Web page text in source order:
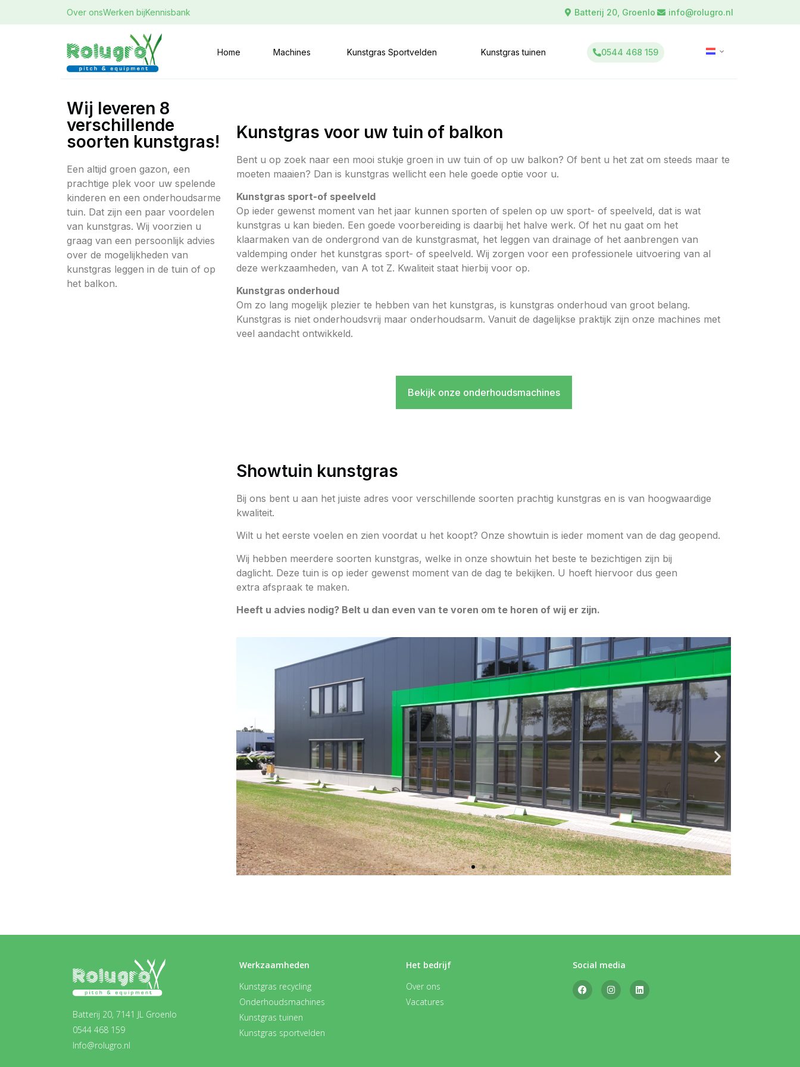
Over onsWerken bijKennisbank Batterij 20, Groenlo info@rolugro.nl
Home Machines Kunstgras Sportvelden Kunstgras tuinen 0544 468 159
Wij leveren 8
verschillende
soorten kunstgras!
Een altijd groen gazon, een
prachtige plek voor uw spelende
kinderen en een onderhoudsarme
tuin. Dat zijn een paar voordelen
van kunstgras. Wij voorzien u
graag van een persoonlijk advies
over de mogelijkheden van
kunstgras leggen in de tuin of op
het balkon.
Kunstgras voor uw tuin of balkon
Bent u op zoek naar een mooi stukje groen in uw tuin of op uw balkon? Of bent u het zat om steeds maar te
moeten maaien? Dan is kunstgras wellicht een hele goede optie voor u.
Kunstgras sport-of speelveld
Op ieder gewenst moment van het jaar kunnen sporten of spelen op uw sport- of speelveld, dat is wat
kunstgras u kan bieden. Een goede voorbereiding is daarbij het halve werk. Of het nu gaat om het
klaarmaken van de ondergrond van de kunstgrasmat, het leggen van drainage of het aanbrengen van
valdemping onder het kunstgras sport- of speelveld. Wij zorgen voor een professionele uitvoering van al
deze werkzaamheden, van A tot Z. Kwaliteit staat hierbij voor op.
Kunstgras onderhoud
Om zo lang mogelijk plezier te hebben van het kunstgras, is kunstgras onderhoud van groot belang.
Kunstgras is niet onderhoudsvrij maar onderhoudsarm. Vanuit de dagelijkse praktijk zijn onze machines met
veel aandacht ontwikkeld.
Bekijk onze onderhoudsmachines
Showtuin kunstgras
Bij ons bent u aan het juiste adres voor verschillende soorten prachtig kunstgras en is van hoogwaardige
kwaliteit.
Wilt u het eerste voelen en zien voordat u het koopt? Onze showtuin is ieder moment van de dag geopend.
Wij hebben meerdere soorten kunstgras, welke in onze showtuin het beste te bezichtigen zijn bij
daglicht. Deze tuin is op ieder gewenst moment van de dag te bekijken. U hoeft hiervoor dus geen
extra afspraak te maken.
Heeft u advies nodig? Belt u dan even van te voren om te horen of wij er zijn.
Batterij 20, 7141 JL Groenlo
0544 468 159
Info@rolugro.nl
Werkzaamheden
Kunstgras recycling
Onderhoudsmachines
Kunstgras tuinen
Kunstgras sportvelden
Het bedrijf
Over ons
Vacatures
Social media